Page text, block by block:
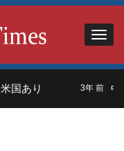
国あり 3年 前 中